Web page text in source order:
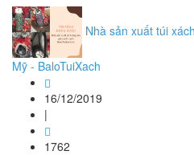
Nhà sản xuất túi
Mỹ - BaloTuiXach
16/12/2019
|
1762